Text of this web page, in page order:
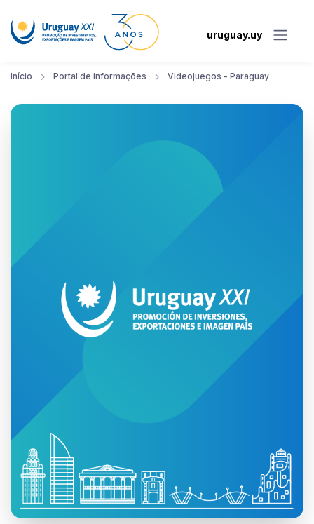
uruguay.uy
Início Portal de informações Videojuegos - Paraguay